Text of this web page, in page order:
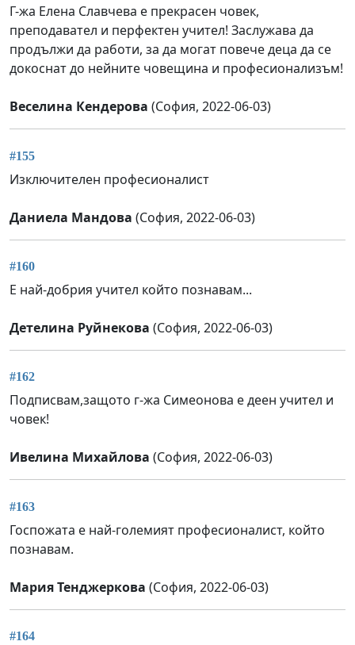
Г-жа Елена Славчева е прекрасен човек,
преподавател и перфектен учител! Заслужава да
продължи да работи, за да могат повече деца да се
докоснат до нейните човещина и професионализъм!
Веселина Кендерова (София, 2022-06-03)
#155
Изключителен професионалист
Даниела Мандова (София, 2022-06-03)
#160
Е най-добрия учител който познавам...
Детелина Руйнекова (София, 2022-06-03)
#162
Подписвам,защото г-жа Симеонова е деен учител и
човек!
Ивелина Михайлова (София, 2022-06-03)
#163
Госпожата е най-големият професионалист, който
познавам.
Мария Тенджеркова (София, 2022-06-03)
#164